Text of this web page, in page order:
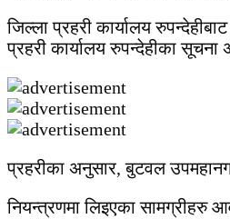
जिल्ला प्रहरी कार्यालय
प्रहरी कार्यालय रुपन्देहीका सूचना
प्रहरीका अनुसार, बुटवल
नियन्त्रणमा लिइएका सामग्रीहरु